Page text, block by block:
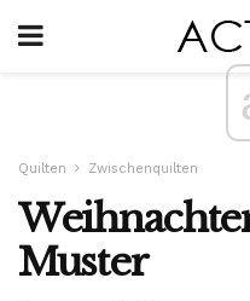
Quilten Zwischenquilten
Muster